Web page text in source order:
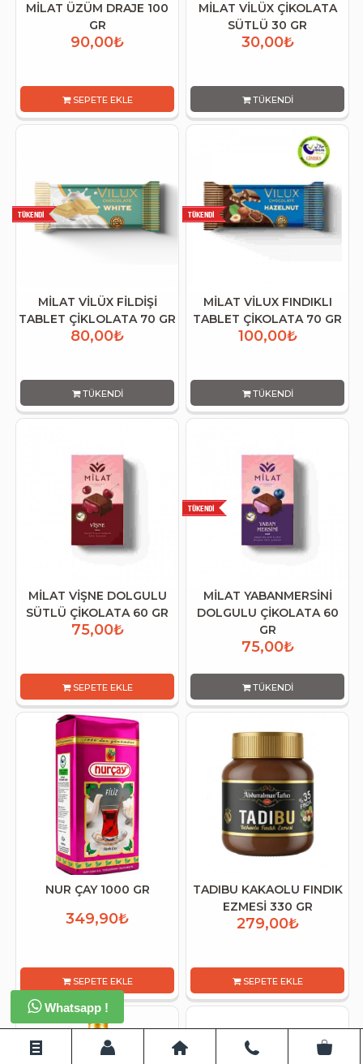
MİLAT ÜZÜM DRAJE 100
GR
90,00₺
SEPETE EKLE
MİLAT VİLÜX ÇİKOLATA
SÜTLÜ 30 GR
30,00₺
TÜKENDI
MİLAT VİLÜX FİLDİŞİ
TABLET ÇİKLOLATA 70 GR
80,00₺
TÜKENDI
MİLAT VİLUX FINDIKLI
TABLET ÇİKOLATA 70 GR
100,00₺
TÜKENDI
MİLAT VİŞNE DOLGULU
SÜTLÜ ÇİKOLATA 60 GR
75,00₺
SEPETE EKLE
MİLAT YABANMERSİNİ
DOLGULU ÇİKOLATA 60
GR
75,00₺
TÜKENDI
NUR ÇAY 1000 GR
349,90₺
SEPETE EKLE
TADIBU KAKAOLU FINDIK
EZMESİ 330 GR
279,00₺
SEPETE EKLE
Whatsapp !